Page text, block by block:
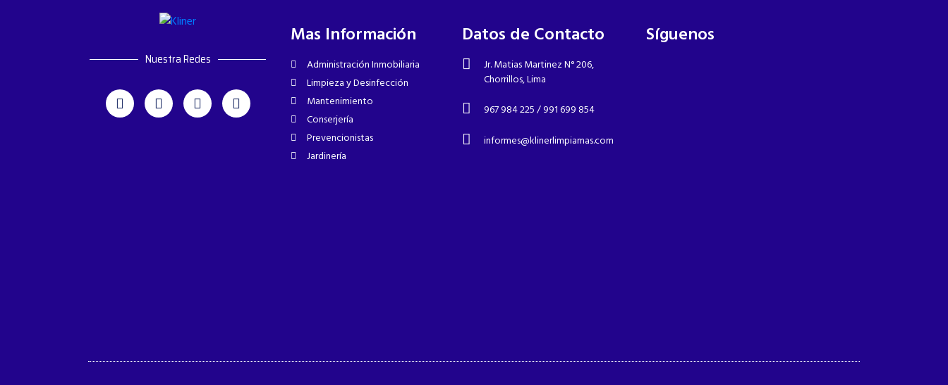
Nuestra Redes
Mas Información
Administración Inmobiliaria
Limpieza y Desinfección
Mantenimiento
Conserjería
Prevencionistas
Jardinería
Datos de Contacto
Jr. Matias Martinez N° 206,
Chorrillos, Lima
967 984 225 / 991 699 854
informes@klinerlimpiamas.com
Síguenos